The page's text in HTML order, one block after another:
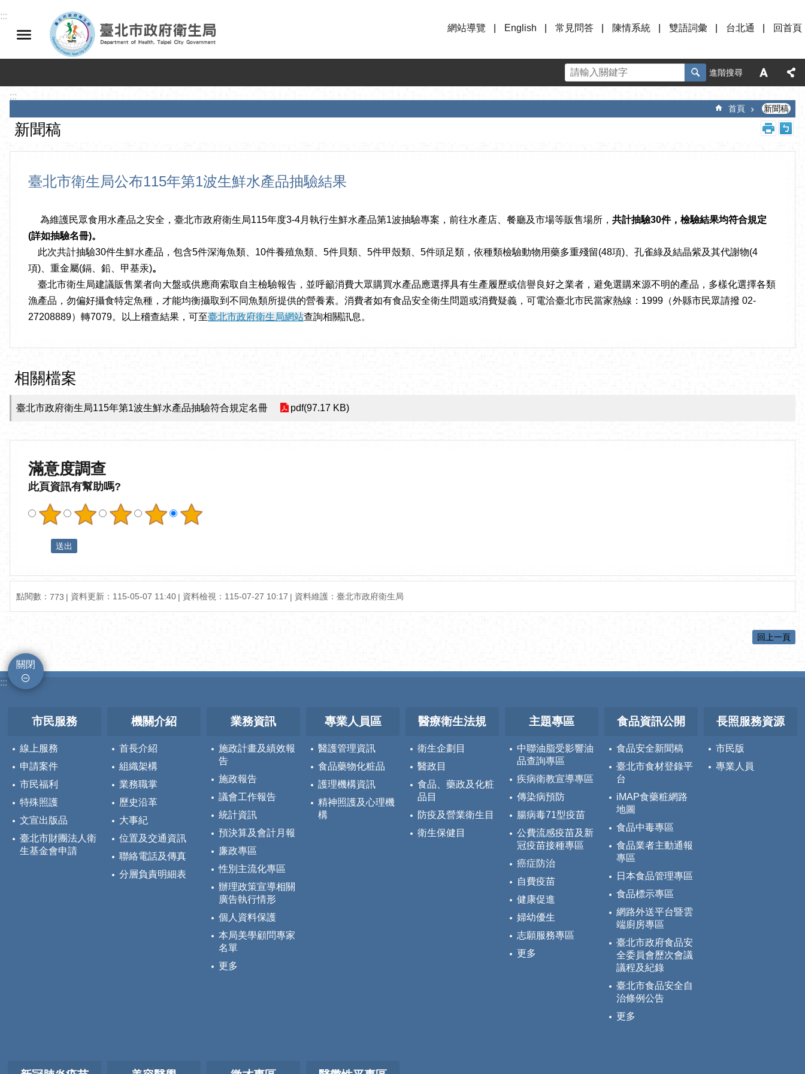
跳到主要內容區塊
:::
網站導覽
English 常見問答 陳情系統 雙語詞彙 台北通 回首頁
進階搜尋
:::
首頁 新聞稿
新聞稿
臺北市衛生局公布115年第1波生鮮水產品抽驗結果
為維護民眾食用水產品之安全，臺北市政府衛生局115年度3-4月執行生鮮水產品第1波抽驗專案，前往水產店、餐廳及市場等販售場所， 共計抽驗30件，檢驗結果均符合規定
(詳如抽驗名冊)。
此次共計抽驗30件生鮮水產品，包含5件深海魚類、10件養殖魚類、5件貝類、5件甲殼類、5件頭足類，依種類檢驗動物用藥多重殘留(48項)、孔雀綠及結晶紫及其代謝物(4
項)、重金屬(鎘、鉛、甲基汞)。
臺北市衛生局建議販售業者向大盤或供應商索取自主檢驗報告，並呼籲消費大眾購買水產品應選擇具有生產履歷或信譽良好之業者，避免選購來源不明的產品，多樣化選擇各類
漁產品，勿偏好攝食特定魚種，才能均衡攝取到不同魚類所提供的營養素。消費者如有食品安全衛生問題或消費疑義，可電洽臺北市民當家熱線：1999（外縣市民眾請撥 02-
27208889）轉7079。以上稽查結果，可至臺北市政府衛生局網站查詢相關訊息。
相關檔案
臺北市政府衛生局115年第1波生鮮水產品抽驗符合規定名冊 pdf(97.17 KB)
滿意度調查
此頁資訊有幫助嗎?
點閱數： 773 資料更新：115-05-07 11:40 資料檢視：115-07-27 10:17 資料維護：臺北市政府衛生局
回上一頁
關閉
:::
市民服務
線上服務
申請案件
市民福利
特殊照護
文宣出版品
臺北市財團法人衛
生基金會申請
機關介紹
首長介紹
組織架構
業務職掌
歷史沿革
大事紀
位置及交通資訊
聯絡電話及傳真
分層負責明細表
業務資訊
施政計畫及績效報
告
施政報告
議會工作報告
統計資訊
預決算及會計月報
廉政專區
性別主流化專區
辦理政策宣導相關
廣告執行情形
個人資料保護
本局美學顧問專家
名單
更多
專業人員區
醫護管理資訊
食品藥物化粧品
護理機構資訊
精神照護及心理機
構
醫療衛生法規
衛生企劃目
醫政目
食品、藥政及化粧
品目
防疫及營業衛生目
衛生保健目
主題專區
中聯油脂受影響油
品查詢專區
疾病衛教宣導專區
傳染病預防
腸病毒71型疫苗
公費流感疫苗及新
冠疫苗接種專區
癌症防治
自費疫苗
健康促進
婦幼優生
志願服務專區
更多
食品資訊公開
食品安全新聞稿
臺北市食材登錄平
台
iMAP食藥粧網路
地圖
食品中毒專區
食品業者主動通報
專區
日本食品管理專區
食品標示專區
網路外送平台暨雲
端廚房專區
臺北市政府食品安
全委員會歷次會議
議程及紀錄
臺北市食品安全自
治條例公告
更多
長照服務資源
市民版
專業人員